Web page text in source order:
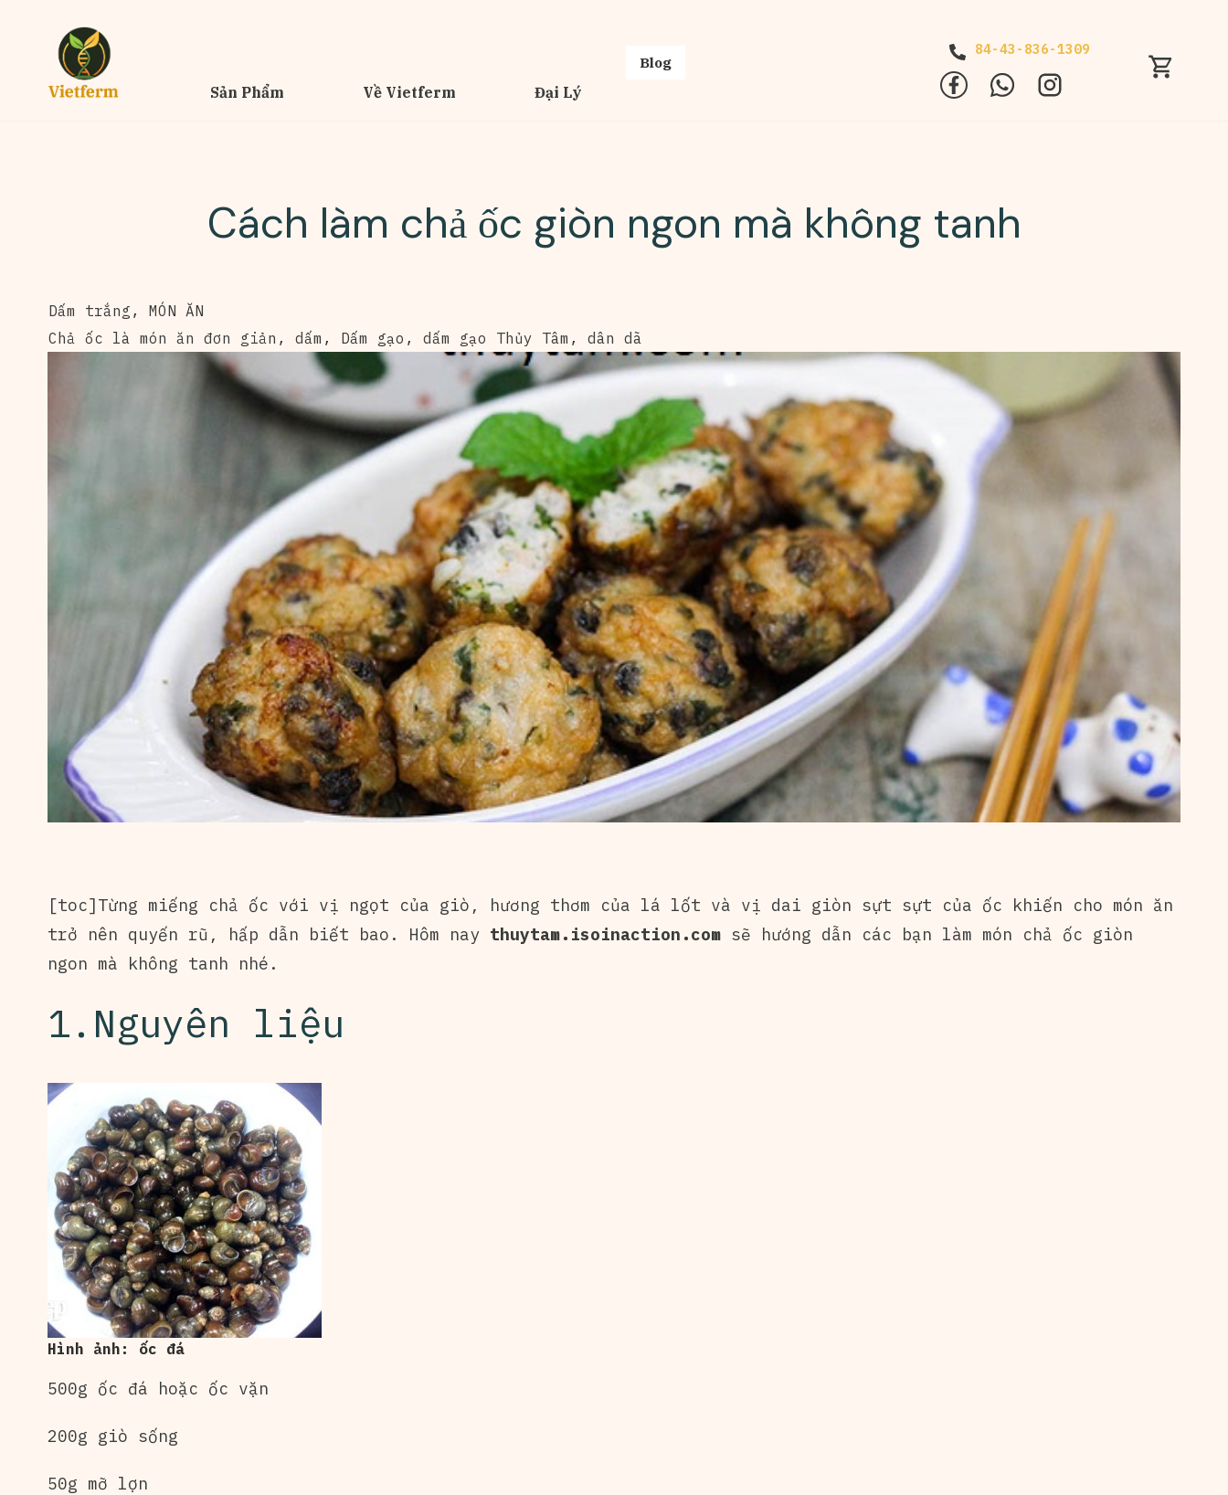
Sản Phẩm Về Vietferm Đại Lý
Blog
84-43-836-1309
Cách làm chả ốc giòn ngon mà không tanh
Dấm trắng , MÓN ĂN
Chả ốc là món ăn đơn giản , dấm , Dấm gạo , dấm gạo Thủy Tâm , dân dã
[toc]Từng miếng chả ốc với vị ngọt của giò, hương thơm của lá lốt và vị dai giòn sựt sựt của ốc khiến cho món ăn
trở nên quyến rũ, hấp dẫn biết bao. Hôm nay thuytam.isoinaction.com sẽ hướng dẫn các bạn làm món chả ốc giòn
ngon mà không tanh nhé.
1.Nguyên liệu
Hình ảnh: ốc đá
500g ốc đá hoặc ốc vặn
200g giò sống
50g mỡ lợn